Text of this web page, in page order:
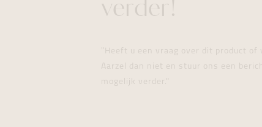
verder!
"Heeft u een vraag over dit product
Aarzel dan niet en stuur ons een
mogelijk verder."